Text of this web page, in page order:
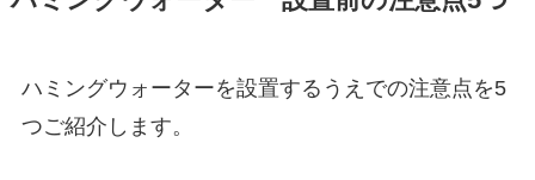
ハミングウォーターを設置するうえでの注意点を5
つご紹介します。